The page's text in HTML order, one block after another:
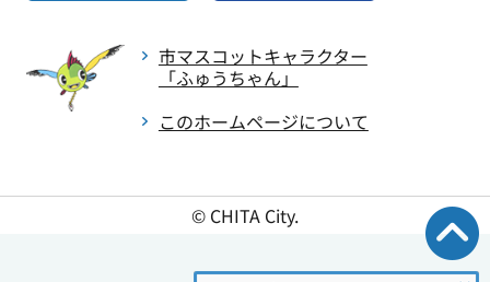
市マスコットキャラクター
「ふゅうちゃん」
このホームページについて
© CHITA City.